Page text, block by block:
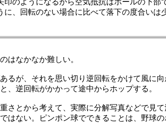
印のようになるから空気抵抗はボールの下
、回転のない場合に比べて落下の度合いは
はなかなか難しい。
るが、それを思い切り逆回転をかけて風に
、逆回転がかかって途中からホップする。
さとから考えて、実際に分解写真などで見
ない。ピンポン球でできることは、野球の